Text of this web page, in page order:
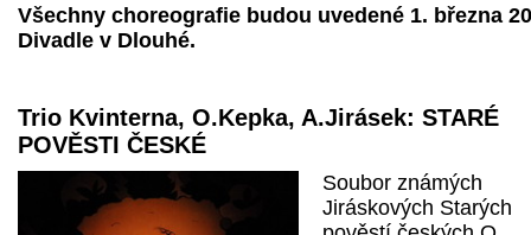
Všechny choreografie budou uvedené 1. března
Divadle v Dlouhé.
Trio Kvinterna, O.Kepka, A.Jirásek: STARÉ
POVĚSTI ČESKÉ
Soubor známých
Jiráskových Starých